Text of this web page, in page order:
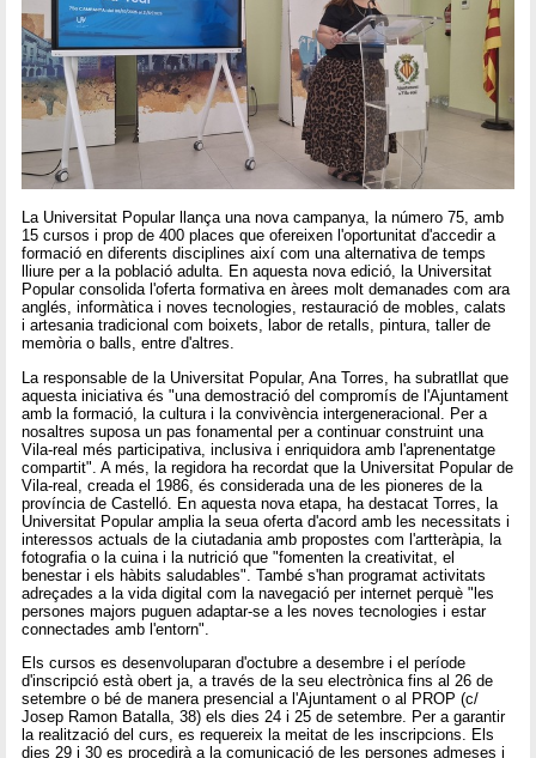
La Universitat Popular llança una nova campanya, la número 75, amb
15 cursos i prop de 400 places que ofereixen l'oportunitat d'accedir a
formació en diferents disciplines així com una alternativa de temps
lliure per a la població adulta. En aquesta nova edició, la Universitat
Popular consolida l'oferta formativa en àrees molt demanades com ara
anglés, informàtica i noves tecnologies, restauració de mobles, calats
i artesania tradicional com boixets, labor de retalls, pintura, taller de
memòria o balls, entre d'altres.
La responsable de la Universitat Popular, Ana Torres, ha subratllat que
aquesta iniciativa és "una demostració del compromís de l'Ajuntament
amb la formació, la cultura i la convivència intergeneracional. Per a
nosaltres suposa un pas fonamental per a continuar construint una
Vila-real més participativa, inclusiva i enriquidora amb l'aprenentatge
compartit". A més, la regidora ha recordat que la Universitat Popular de
Vila-real, creada el 1986, és considerada una de les pioneres de la
província de Castelló. En aquesta nova etapa, ha destacat Torres, la
Universitat Popular amplia la seua oferta d'acord amb les necessitats i
interessos actuals de la ciutadania amb propostes com l'artteràpia, la
fotografia o la cuina i la nutrició que "fomenten la creativitat, el
benestar i els hàbits saludables". També s'han programat activitats
adreçades a la vida digital com la navegació per internet perquè "les
persones majors puguen adaptar-se a les noves tecnologies i estar
connectades amb l'entorn".
Els cursos es desenvoluparan d'octubre a desembre i el període
d'inscripció està obert ja, a través de la seu electrònica fins al 26 de
setembre o bé de manera presencial a l'Ajuntament o al PROP (c/
Josep Ramon Batalla, 38) els dies 24 i 25 de setembre. Per a garantir
la realització del curs, es requereix la meitat de les inscripcions. Els
dies 29 i 30 es procedirà a la comunicació de les persones admeses i